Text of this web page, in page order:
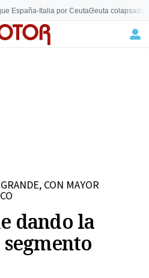
España-Italia por CeutaCeuta colapsada
CON MAYOR
dando la